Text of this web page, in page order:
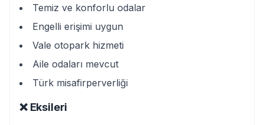
Temiz ve konforlu odalar
Engelli erişimi uygun
Vale otopark hizmeti
Aile odaları mevcut
Türk misafirperverliği
❌ Eksileri